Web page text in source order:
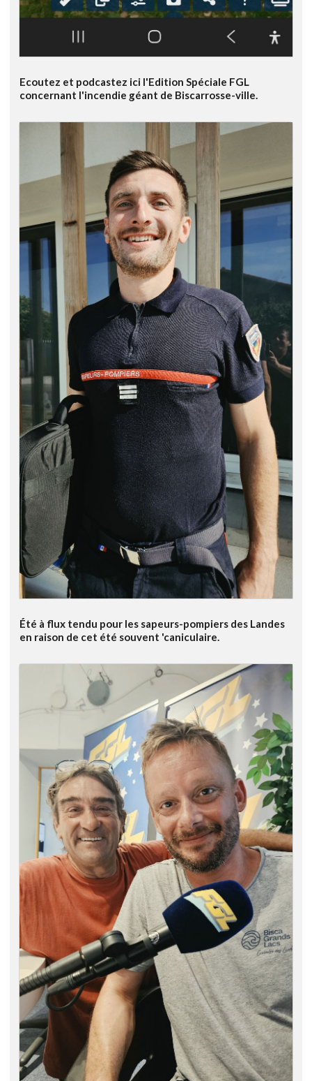
Ecoutez et podcastez ici l'Edition Spéciale FGL
concernant l'incendie géant de Biscarrosse-ville.
Été à flux tendu pour les sapeurs-pompiers des Landes
en raison de cet été souvent 'caniculaire.